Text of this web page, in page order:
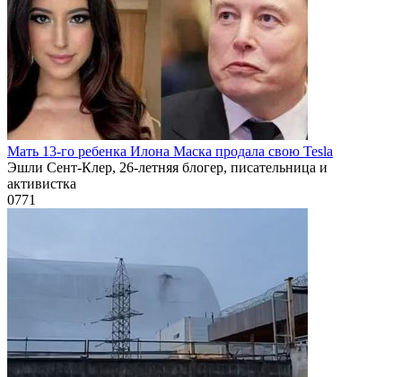
Мать 13-го ребенка Илона Маска продала свою Tesla
Эшли Сент-Клер, 26-летняя блогер, писательница и
активистка
0771